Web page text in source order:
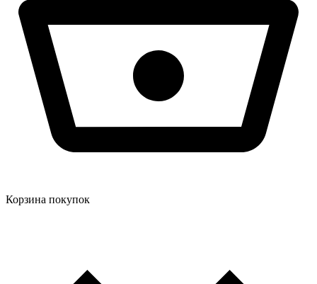
Корзина покупок